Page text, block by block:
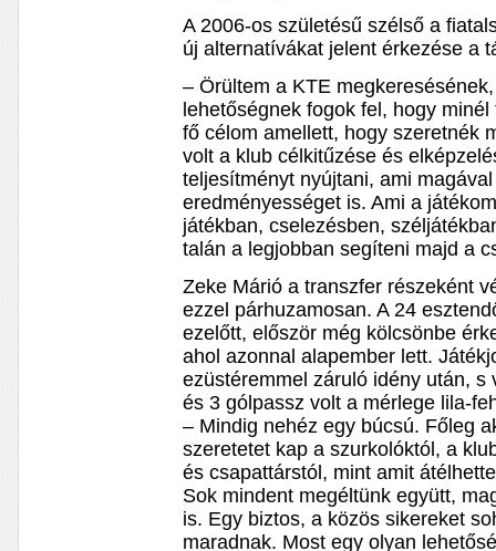
A 2006-os születésű szélső a
új alternatívákat jelent érkezése a
– Örültem a KTE
lehetőségnek fogok fel, hogy
fő célom amellett, hogy szeretnék
volt a klub célkitűzése és
teljesítményt nyújtani, ami
eredményességet is. Ami a
játékban, cselezésben,
talán a legjobban segíteni majd a
Zeke Márió a transzfer részeként
ezzel párhuzamosan. A 24
ezelőtt, először még kölcsönbe
ahol azonnal alapember lett.
ezüstéremmel záruló idény után,
és 3 gólpassz volt a mérlege lila-
– Mindig nehéz egy búcsú. Főleg
szeretetet kap a szurkolóktól, a
és csapattárstól, mint amit
Sok mindent megéltünk együtt,
is. Egy biztos, a közös sikereket
maradnak. Most egy olyan